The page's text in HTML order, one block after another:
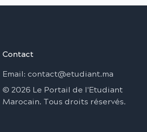
Contact
Email: contact@etudiant.ma
© 2026 Le Portail de l'Etudiant
Marocain. Tous droits réservés.